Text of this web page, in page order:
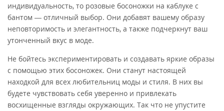
индивидуальность, то розовые босоножки на каблуке с
бантом — отличный выбор. Они добавят вашему образу
неповторимость и элегантность, а также подчеркнут ваш
утонченный вкус в моде.
Не бойтесь экспериментировать и создавать яркие образы
с помощью этих босоножек. Они станут настоящей
находкой для всех любительниц моды и стиля. В них вы
будете чувствовать себя уверенно и привлекать
восхищенные взгляды окружающих. Так что не упустите